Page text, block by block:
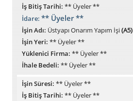
İş Bitiş Tarihi:** Üyeler **
İdare:** Üyeler **
İşin Adı:Üstyapı Onarım Yapım İşi(A5)
İşin Yeri:** Üyeler **
Yüklenici Firma:** Üyeler **
İhale Bedeli:** Üyeler **
İşin Süresi: ** Üyeler **
İş Bitiş Tarihi: ** Üyeler **